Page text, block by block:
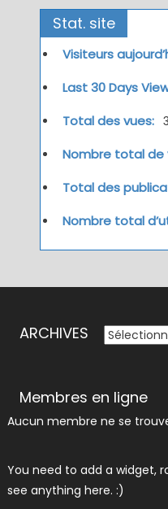
Stat. site
Visiteurs
Last 30 Days
Total des vues:
Nombre total de
Total des
Nombre total
ARCHIVES ARCHIVES
Membres en ligne
Aucun membre ne se
You need to add a widget,
see anything here. :)